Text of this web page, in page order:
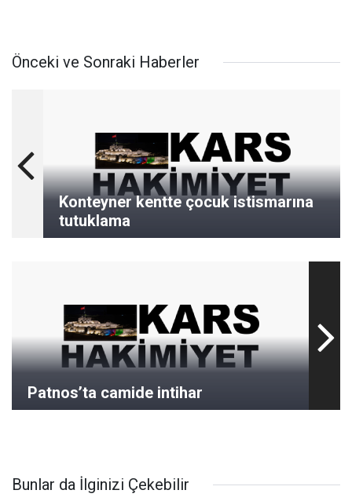
Önceki ve Sonraki Haberler
Konteyner kentte çocuk istismarına
tutuklama
Patnos’ta camide intihar
Bunlar da İlginizi Çekebilir